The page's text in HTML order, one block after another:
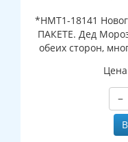
*НМТ1-18141
ПАКЕТЕ. Дед
обеих сторон,
упаковке, с
−